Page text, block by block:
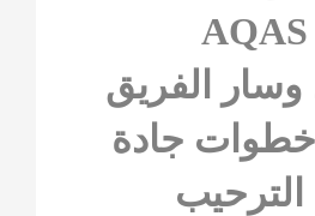
مؤسسة AQAS
وسار الفريق
جادة
الترحيب